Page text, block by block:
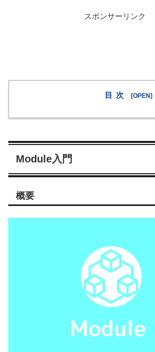
スポンサーリンク
目次
Module入門
概要